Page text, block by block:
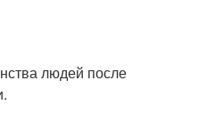
людей после